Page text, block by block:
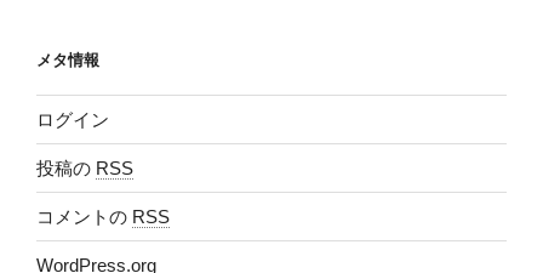
メタ情報
ログイン
投稿の RSS
コメントの RSS
WordPress.org